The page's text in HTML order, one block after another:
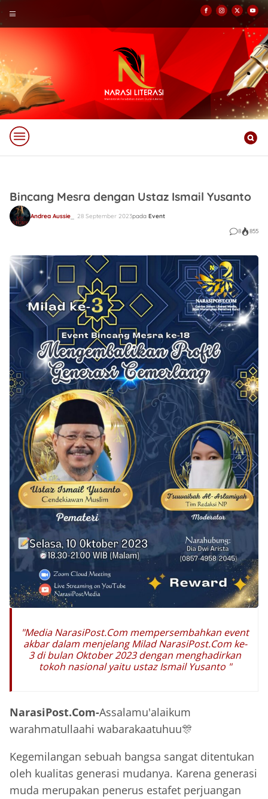
Bincang Mesra dengan Ustaz Ismail Yusanto
Andrea Aussie 28 September 2023pada Event
8
855
"Media NarasiPost.Com mempersembahkan event
akbar dalam menjelang Milad NarasiPost.Com ke-
3 di bulan Oktober 2023 dengan menghadirkan
tokoh nasional yaitu ustaz Ismail Yusanto "
NarasiPost.Com-Assalamu'alaikum
warahmatullaahi wabarakaatuhuu🎊
Kegemilangan sebuah bangsa sangat ditentukan
oleh kualitas generasi mudanya. Karena generasi
muda merupakan penerus estafet perjuangan